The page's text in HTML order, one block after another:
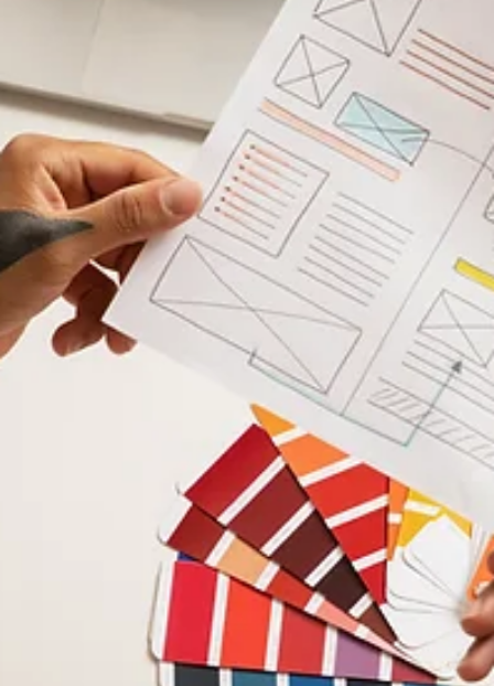
Innovación en
Seguridad Digital:
McAfee Scam
Protection con
Inteligencia Artificial
En Grizzly Brands entendemos que la seguridad digital es hoy
una prioridad estratégica para marcas, empresas y usuarios.
Por eso acompañamos a nuestro cliente McAfee en el
lanzamiento de Scam Protection , una innovadora
de protección contra estafas online impulsada por
Artificial. Nos sentimos orgullosos de haber apoyado la
conceptualización y ejecución de una campaña de marketing
integral para posicionar esta solución en el mercado digital.